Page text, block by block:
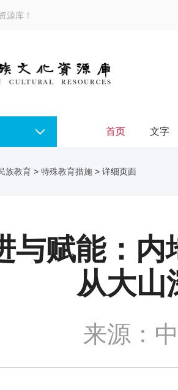
源库！
首页 文字
族教育 > 特殊教育措施 > 详细页面
与赋能：
从大山
来源：